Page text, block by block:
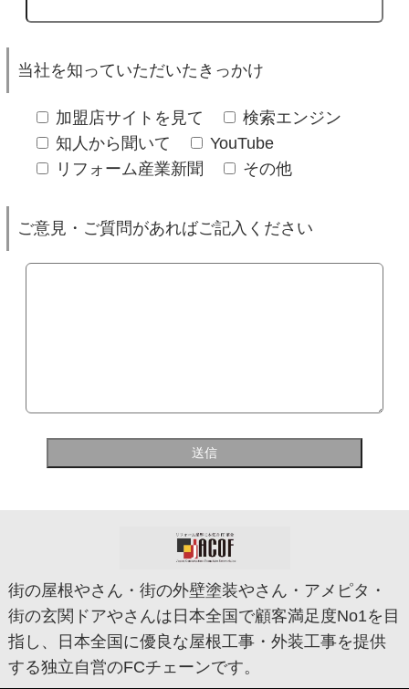
当社を知っていただいたきっかけ
加盟店サイトを見て
検索エンジン
知人から聞いて
YouTube
リフォーム産業新聞
その他
ご意見・ご質問があればご記入ください
街の屋根やさん・街の外壁塗装やさん・アメピタ・
街の玄関ドアやさんは日本全国で顧客満足度No1を目
指し、日本全国に優良な屋根工事・外装工事を提供
する独立自営のFCチェーンです。